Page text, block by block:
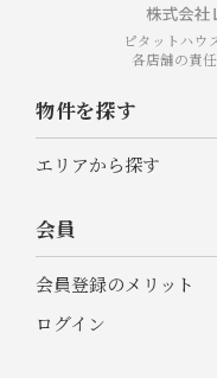
ピタットハウ
各店舗の責
物件を探す
エリアから探す
会員
会員登録のメリット
ログイン